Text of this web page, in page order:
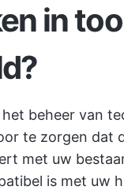
in
beheer van
te zorgen dat
met uw
is met uw